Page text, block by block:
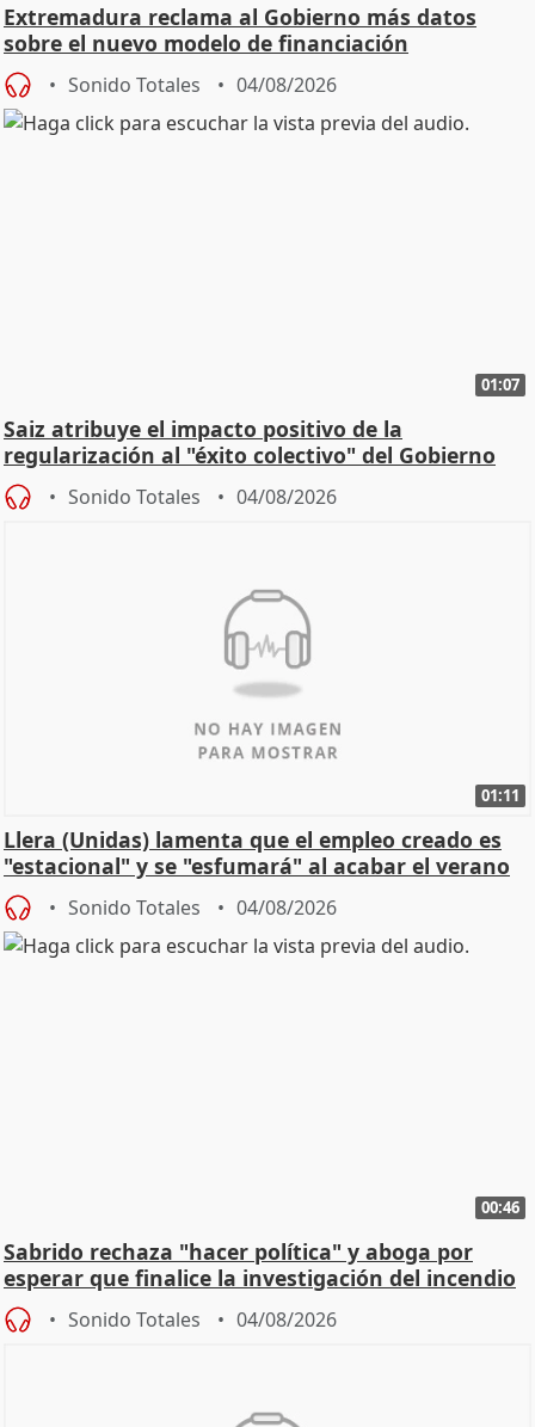
Extremadura reclama al Gobierno más datos
sobre el nuevo modelo de financiación
Sonido Totales 04/08/2026
01:07
Saiz atribuye el impacto positivo de la
regularización al "éxito colectivo" del Gobierno
Sonido Totales 04/08/2026
01:11
Llera (Unidas) lamenta que el empleo creado es
"estacional" y se "esfumará" al acabar el verano
Sonido Totales 04/08/2026
00:46
Sabrido rechaza "hacer política" y aboga por
esperar que finalice la investigación del incendio
Sonido Totales 04/08/2026